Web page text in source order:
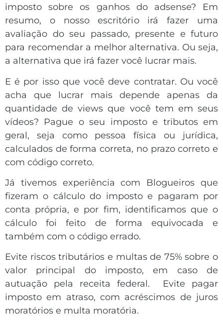
imposto sobre os ganhos do adsense? Em
resumo, o nosso escritório irá fazer uma
avaliação do seu passado, presente e futuro
para recomendar a melhor alternativa. Ou seja,
a alternativa que irá fazer você lucrar mais.
E é por isso que você deve contratar. Ou você
acha que lucrar mais depende apenas da
quantidade de views que você tem em seus
vídeos? Pague o seu imposto e tributos em
geral, seja como pessoa física ou jurídica,
calculados de forma correta, no prazo correto e
com código correto.
Já tivemos experiência com Blogueiros que
fizeram o cálculo do imposto e pagaram por
conta própria, e por fim, identificamos que o
cálculo foi feito de forma equivocada e
também com o código errado.
Evite riscos tributários e multas de 75% sobre o
valor principal do imposto, em caso de
autuação pela receita federal. Evite pagar
imposto em atraso, com acréscimos de juros
moratórios e multa moratória.